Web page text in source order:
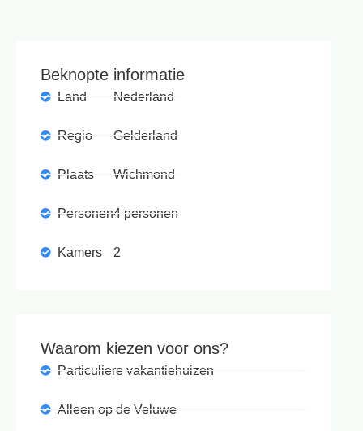
Beknopte informatie
Land
Regio
Plaats
Personen
Kamers
Nederland
Gelderland
Wichmond
4 personen
2
Waarom kiezen voor ons?
Particuliere vakantiehuizen
Alleen op de Veluwe